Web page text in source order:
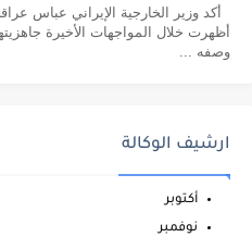
أكد وزير الخارجية الإيراني عباس
أظهرت خلال المواجهات الأخيرة
وصفه ...
ارشيف الوكالة
أكتوبر
نوفمبر